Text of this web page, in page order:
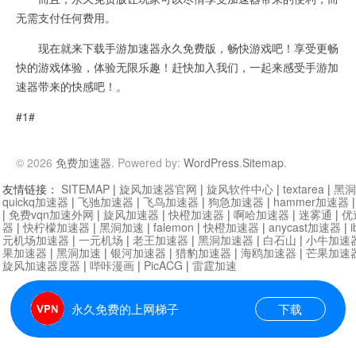
无需支付任何费用。
现在就来下载手游加速器永久免费版，畅快游戏吧！享受更畅
快的游戏体验，体验无限乐趣！赶快加入我们，一起来感受手游加
速器带来的快感吧！。
#1#
© 2026 免费加速器. Powered by: WordPress.Sitemap.
永久免费的上网梯子 下载
友情链接： SITEMAP | 旋风加速器官网 | 旋风软件中心 | textarea | 黑
quickq加速器 | 飞驰加速器 | 飞鸟加速器 | 狗急加速器 | hammer加速器
| 免费vqn加速外网 | 旋风加速器 |快橙加速器 | 啊哈加速器 | 迷雾通 | 优
器 |快柠檬加速器 | 黑洞加速 | falemon |快橙加速器 | anycast加速器 |
元机场加速器 | 一元机场 | 老王加速器 | 黑洞加速器 | 白石山 | 小牛加速
果加速器 | 黑洞加速 | 银河加速器 | 猎豹加速器 | 海鸥加速器 | 芒果加速
旋风加速器度器 | 哔咔漫画 | PicACG | 雷霆加速